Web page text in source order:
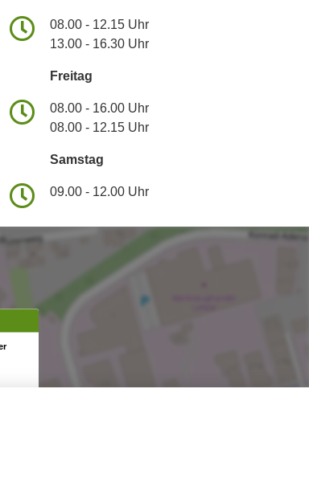
08.00 - 12.15 Uhr
13.00 - 16.30 Uhr
Freitag
08.00 - 16.00 Uhr
08.00 - 12.15 Uhr
Samstag
09.00 - 12.00 Uhr